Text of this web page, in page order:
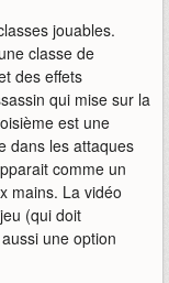
jouables.
classe de
des effets
qui mise sur la
est une
dans les attaques
comme un
mains. La vidéo
(qui doit
une option